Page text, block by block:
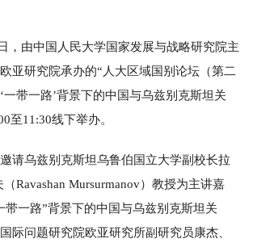
，由中国人民大学国家发展与战略研究院主
亚研究院承办的“人大区域国别论坛（第二
带一路’背景下的中国与乌兹别克斯坦关
至11:30线下举办。
请乌兹别克斯坦乌鲁伯国立大学副校长拉
Ravashan Mursurmanov）教授为主讲嘉
带一路”背景下的中国与乌兹别克斯坦关
际问题研究院欧亚研究所副研究员康杰、